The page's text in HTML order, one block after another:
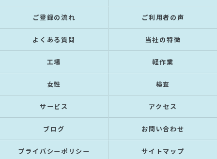
ご登録の流れ ご利用者の声
よくある質問 当社の特徴
工場 軽作業
女性 検査
サービス アクセス
ブログ お問い合わせ
プライバシーポリシー サイトマップ